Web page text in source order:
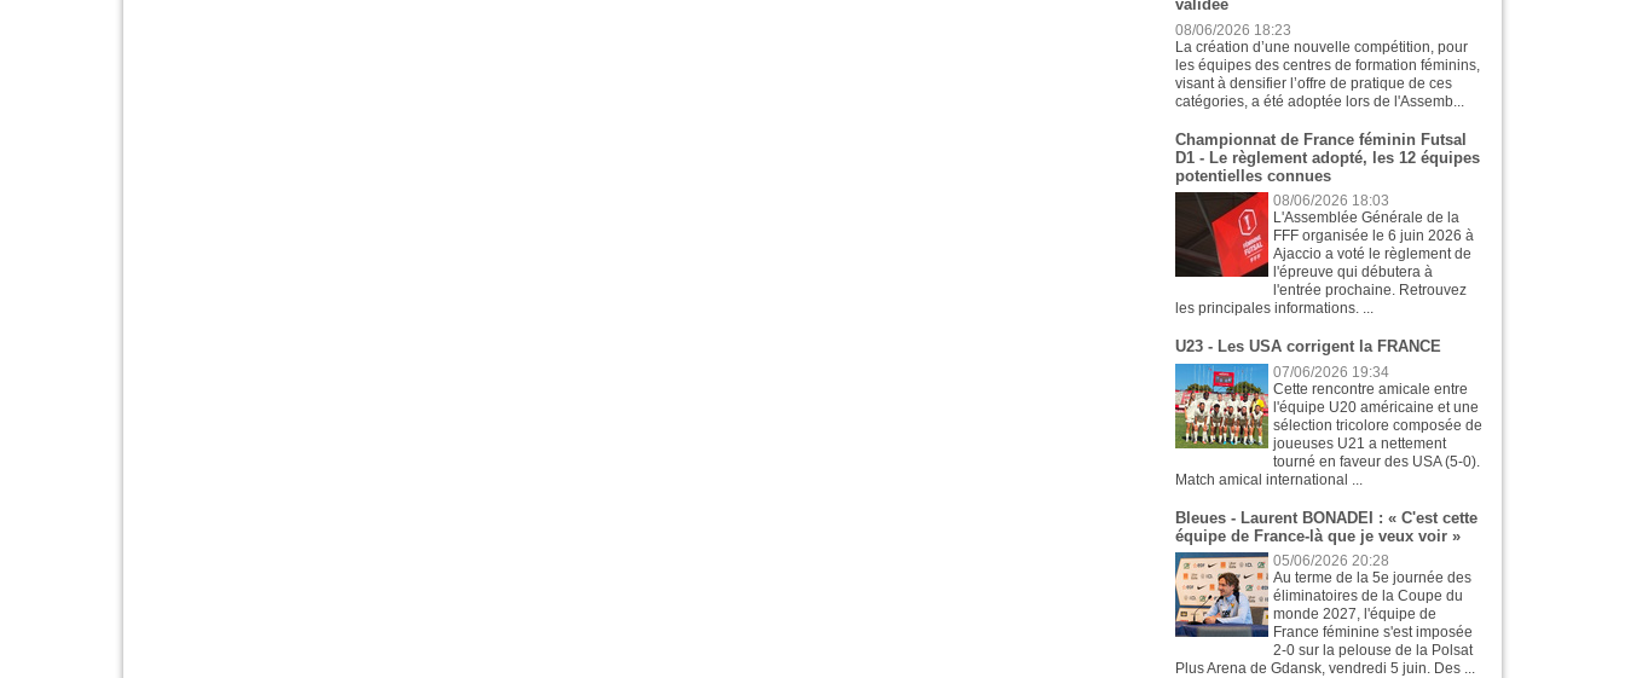
validée
08/06/2026 18:23
La création d’une nouvelle compétition, pour
les équipes des centres de formation féminins,
visant à densifier l’offre de pratique de ces
catégories, a été adoptée lors de l'Assemb...
Championnat de France féminin Futsal
D1 - Le règlement adopté, les 12 équipes
potentielles connues
08/06/2026 18:03
L'Assemblée Générale de la
FFF organisée le 6 juin 2026 à
Ajaccio a voté le règlement de
l'épreuve qui débutera à
l'entrée prochaine. Retrouvez
les principales informations. ...
U23 - Les USA corrigent la FRANCE
07/06/2026 19:34
Cette rencontre amicale entre
l'équipe U20 américaine et une
sélection tricolore composée de
joueuses U21 a nettement
tourné en faveur des USA (5-0).
Match amical international ...
Bleues - Laurent BONADEI : « C'est cette
équipe de France-là que je veux voir »
05/06/2026 20:28
Au terme de la 5e journée des
éliminatoires de la Coupe du
monde 2027, l'équipe de
France féminine s'est imposée
2-0 sur la pelouse de la Polsat
Plus Arena de Gdansk, vendredi 5 juin. Des ...